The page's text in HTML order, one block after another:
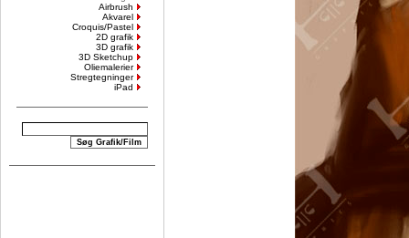
Airbrush
Akvarel
Croquis/Pastel
2D grafik
3D grafik
3D Sketchup
Oliemalerier
Stregtegninger
iPad